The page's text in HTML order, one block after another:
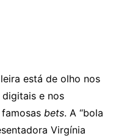
está de olho nos
e nos
bets. A “bola
Virgínia